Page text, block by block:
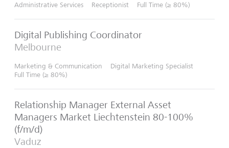
Administrative Services Receptionist Full Time (≥ 80%)
Digital Publishing Coordinator
Melbourne
Marketing & Communication
Digital Marketing Specialist
Full Time (≥ 80%)
Relationship Manager External Asset
Managers Market Liechtenstein 80-100%
(f/m/d)
Vaduz